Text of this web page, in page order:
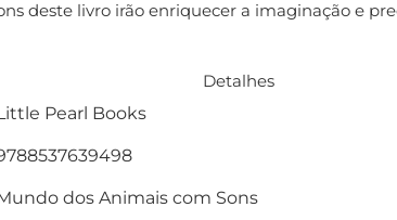
deste livro irão enriquecer a imaginação e
Detalhes
Pearl Books
dos Animais com Sons